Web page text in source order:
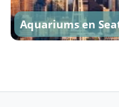
Aquariums en